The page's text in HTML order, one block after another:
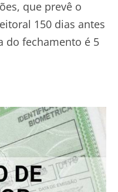
que prevê o
150 dias antes
do fechamento é 5